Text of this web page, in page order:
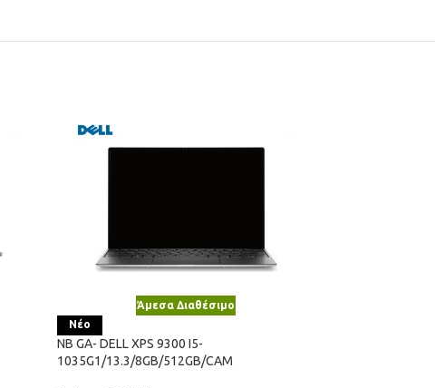
Άμεσα Διαθέσιμο
Νέο
NB GA- DELL XPS 9300 I5-
1035G1/13.3/8GB/512GB/CAM